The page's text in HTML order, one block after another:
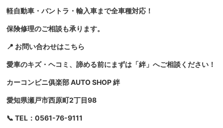
軽自動車・バントラ・輸入車まで全車種対応！
保険修理のご相談も承ります。
📍 お問い合わせはこちら
愛車のキズ・ヘコミ、諦める前にまずは「絆」へご相談ください！
カーコンビニ俱楽部 AUTO SHOP 絆
愛知県瀬戸市西原町2丁目98
📞 TEL：0561-76-9111